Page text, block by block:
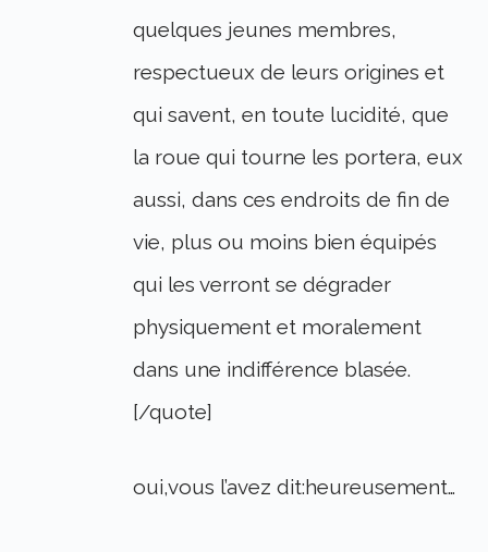
quelques jeunes membres,
respectueux de leurs origines et
qui savent, en toute lucidité, que
la roue qui tourne les portera, eux
aussi, dans ces endroits de fin de
vie, plus ou moins bien équipés
qui les verront se dégrader
physiquement et moralement
dans une indifférence blasée.
[/quote]
oui,vous l’avez dit:heureusement…